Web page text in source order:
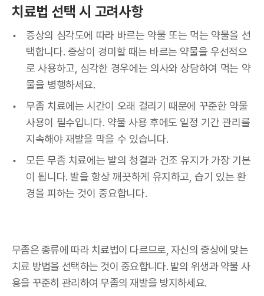
치료법 선택 시 고려사항
증상의 심각도에 따라 바르는 약물 또는 먹는 약물을 선
택합니다. 증상이 경미할 때는 바르는 약물을 우선적으
로 사용하고, 심각한 경우에는 의사와 상담하여 먹는 약
물을 병행하세요.
무좀 치료에는 시간이 오래 걸리기 때문에 꾸준한 약물
사용이 필수입니다. 약물 사용 후에도 일정 기간 관리를
지속해야 재발을 막을 수 있습니다.
모든 무좀 치료에는 발의 청결과 건조 유지가 가장 기본
이 됩니다. 발을 항상 깨끗하게 유지하고, 습기 있는 환
경을 피하는 것이 중요합니다.
무좀은 종류에 따라 치료법이 다르므로, 자신의 증상에 맞는
치료 방법을 선택하는 것이 중요합니다. 발의 위생과 약물 사
용을 꾸준히 관리하여 무좀의 재발을 방지하세요.